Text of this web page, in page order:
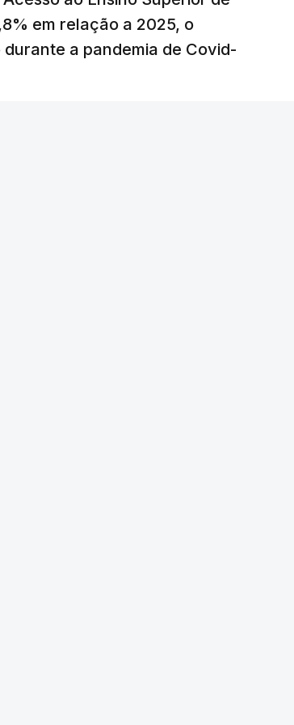
semanas têm sido marcadas por
revertida na próxima semana.
em relação a 2025, o
a pandemia de Covid-